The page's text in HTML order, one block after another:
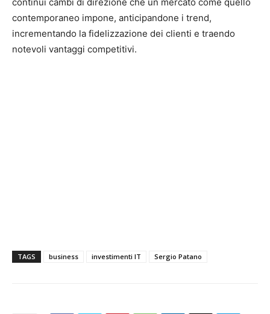
contemporaneo impone, anticipandone i trend,
incrementando la fidelizzazione dei clienti e traendo
notevoli vantaggi competitivi.
TAGS business investimenti IT Sergio Patano